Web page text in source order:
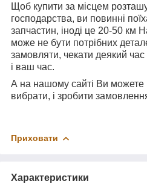
Щоб купити за місцем
господарства, ви повинні
запчастин, іноді це 20-50 км
може не бути потрібних
замовляти, чекати деякий час
і ваш час.
А на нашому сайті Ви можете
вибрати, і зробити
Приховати
Характеристики